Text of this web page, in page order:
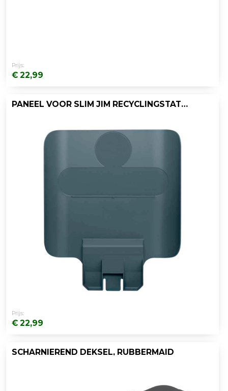
Prijs:
€ 22,99
PANEEL VOOR SLIM JIM RECYCLINGSTATION, RUBBERMAID
Prijs:
€ 22,99
SCHARNIEREND DEKSEL, RUBBERMAID